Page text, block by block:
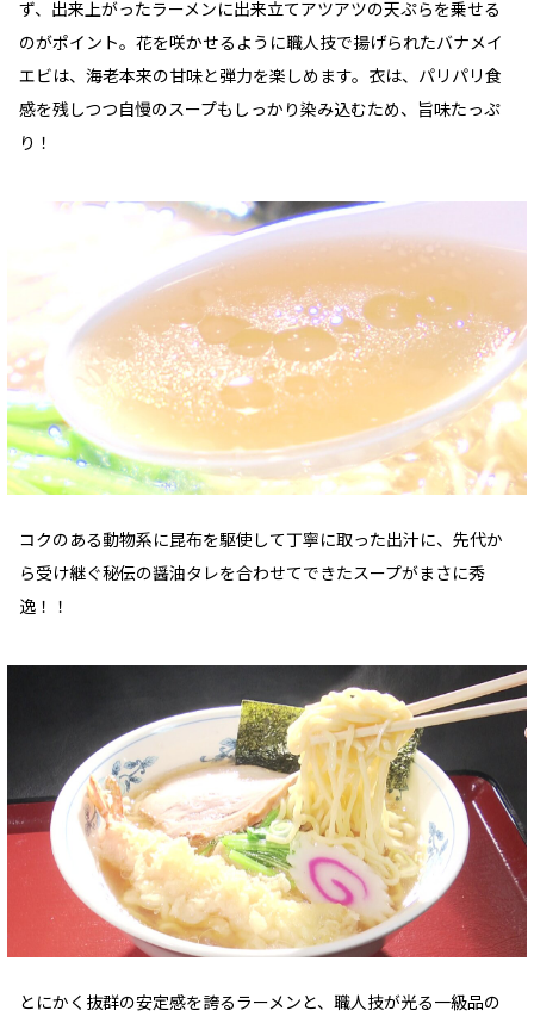
ず、出来上がったラーメンに出来立てアツアツの天ぷらを乗せる
のがポイント。花を咲かせるように職人技で揚げられたバナメイ
エビは、海老本来の甘味と弾力を楽しめます。衣は、パリパリ食
感を残しつつ自慢のスープもしっかり染み込むため、旨味たっぷ
り！
コクのある動物系に昆布を駆使して丁寧に取った出汁に、先代か
ら受け継ぐ秘伝の醤油タレを合わせてできたスープがまさに秀
逸！！
とにかく抜群の安定感を誇るラーメンと、職人技が光る一級品の